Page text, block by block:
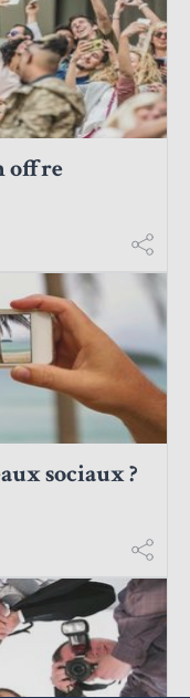
offre
sociaux ?